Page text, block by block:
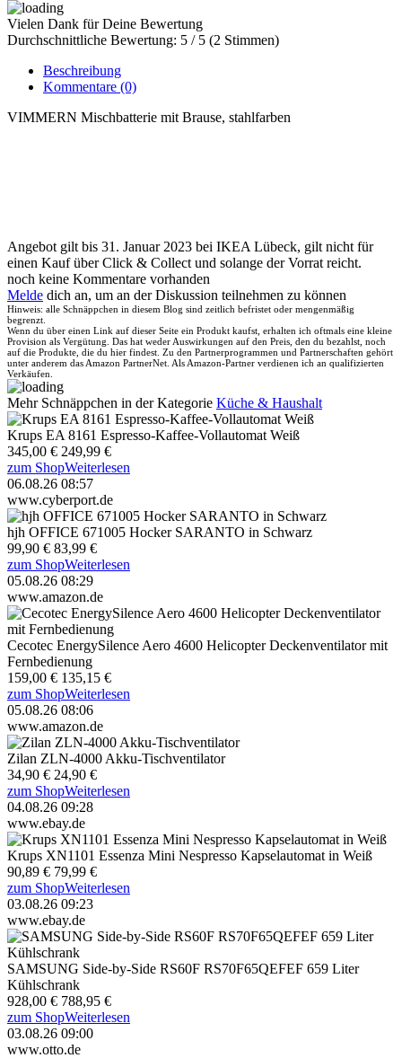
Vielen Dank für Deine Bewertung
Durchschnittliche Bewertung: 5 / 5 (2 Stimmen)
Beschreibung
Kommentare (0)
VIMMERN Mischbatterie mit Brause, stahlfarben
Angebot gilt bis 31. Januar 2023 bei IKEA Lübeck, gilt nicht für
einen Kauf über Click & Collect und solange der Vorrat reicht.
noch keine Kommentare vorhanden
Melde dich an, um an der Diskussion teilnehmen zu können
Hinweis: alle Schnäppchen in diesem Blog sind zeitlich befristet oder mengenmäßig
begrenzt.
Wenn du über einen Link auf dieser Seite ein Produkt kaufst, erhalten ich oftmals eine kleine
Provision als Vergütung. Das hat weder Auswirkungen auf den Preis, den du bezahlst, noch
auf die Produkte, die du hier findest. Zu den Partnerprogrammen und Partnerschaften gehört
unter anderem das Amazon PartnerNet. Als Amazon-Partner verdienen ich an qualifizierten
Verkäufen.
Mehr Schnäppchen in der Kategorie Küche & Haushalt
Krups EA 8161 Espresso-Kaffee-Vollautomat Weiß
345,00 € 249,99 €
zum ShopWeiterlesen
06.08.26 08:57
www.cyberport.de
hjh OFFICE 671005 Hocker SARANTO in Schwarz
99,90 € 83,99 €
zum ShopWeiterlesen
05.08.26 08:29
www.amazon.de
Cecotec EnergySilence Aero 4600 Helicopter Deckenventilator mit
Fernbedienung
159,00 € 135,15 €
zum ShopWeiterlesen
05.08.26 08:06
www.amazon.de
Zilan ZLN-4000 Akku-Tischventilator
34,90 € 24,90 €
zum ShopWeiterlesen
04.08.26 09:28
www.ebay.de
Krups XN1101 Essenza Mini Nespresso Kapselautomat in Weiß
90,89 € 79,99 €
zum ShopWeiterlesen
03.08.26 09:23
www.ebay.de
SAMSUNG Side-by-Side RS60F RS70F65QEFEF 659 Liter
Kühlschrank
928,00 € 788,95 €
zum ShopWeiterlesen
03.08.26 09:00
www.otto.de